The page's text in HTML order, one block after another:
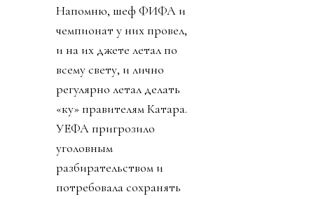
Напомню, шеф ФИФА и
чемпионат у них провел,
и на их джете летал по
всему свету, и лично
регулярно летал делать
«ку» правителям Катара.
УЕФА пригрозило
уголовным
разбирательством и
потребовала сохранять